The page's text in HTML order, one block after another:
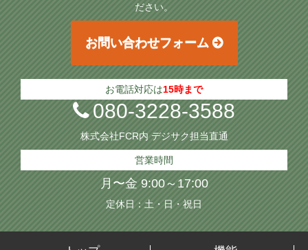
ださい。
お問い合わせフォーム
お電話対応は15時まで
080-3228-3588
株式会社FCR内 デジサク担当直通
営業時間
月〜金 9:00～17:00
定休日：土・日・祝日